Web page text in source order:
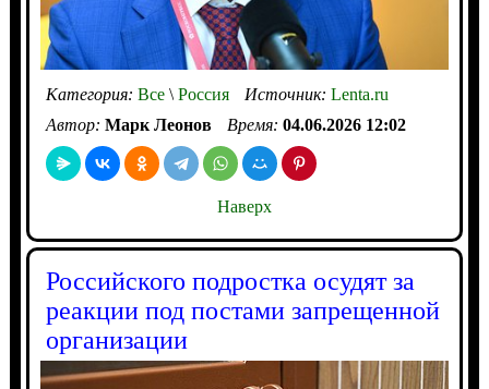
Категория: Все\Россия Источник: Lenta.ru
Автор: Марк Леонов Время: 04.06.2026 12:02
Наверх
Российского подростка осудят за
реакции под постами запрещенной
организации